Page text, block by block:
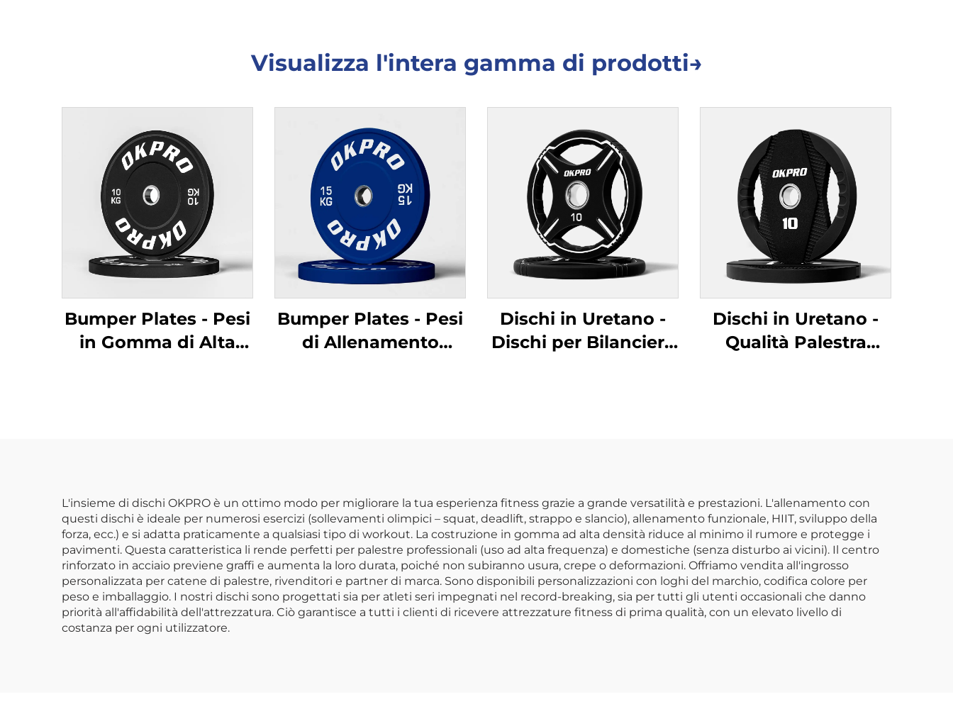
Visualizza l'intera gamma di prodotti→
Bumper Plates - Pesi
in Gomma di Alta
Bumper Plates - Pesi
di Allenamento
Dischi in Uretano -
Dischi per Bilanciere
Dischi in Uretano -
Qualità Palestra
L'insieme di dischi OKPRO è un ottimo modo per migliorare la tua esperienza fitness grazie a grande versatilità e prestazioni. L'allenamento con
questi dischi è ideale per numerosi esercizi (sollevamenti olimpici – squat, deadlift, strappo e slancio), allenamento funzionale, HIIT, sviluppo della
forza, ecc.) e si adatta praticamente a qualsiasi tipo di workout. La costruzione in gomma ad alta densità riduce al minimo il rumore e protegge i
pavimenti. Questa caratteristica li rende perfetti per palestre professionali (uso ad alta frequenza) e domestiche (senza disturbo ai vicini). Il centro
rinforzato in acciaio previene graffi e aumenta la loro durata, poiché non subiranno usura, crepe o deformazioni. Offriamo vendita all'ingrosso
personalizzata per catene di palestre, rivenditori e partner di marca. Sono disponibili personalizzazioni con loghi del marchio, codifica colore per
peso e imballaggio. I nostri dischi sono progettati sia per atleti seri impegnati nel record-breaking, sia per tutti gli utenti occasionali che danno
priorità all'affidabilità dell'attrezzatura. Ciò garantisce a tutti i clienti di ricevere attrezzature fitness di prima qualità, con un elevato livello di
costanza per ogni utilizzatore.